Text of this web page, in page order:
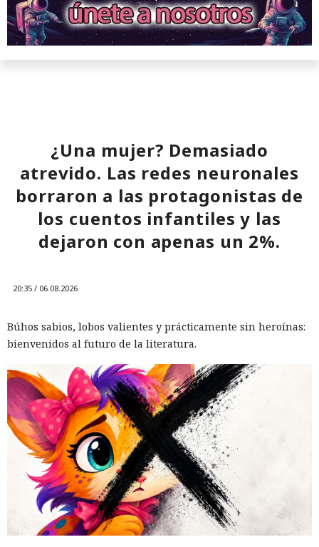
¿Una mujer? Demasiado
atrevido. Las redes neuronales
borraron a las protagonistas de
los cuentos infantiles y las
dejaron con apenas un 2%.
20:35 / 06.08.2026
Búhos sabios, lobos valientes y prácticamente sin heroínas:
bienvenidos al futuro de la literatura.